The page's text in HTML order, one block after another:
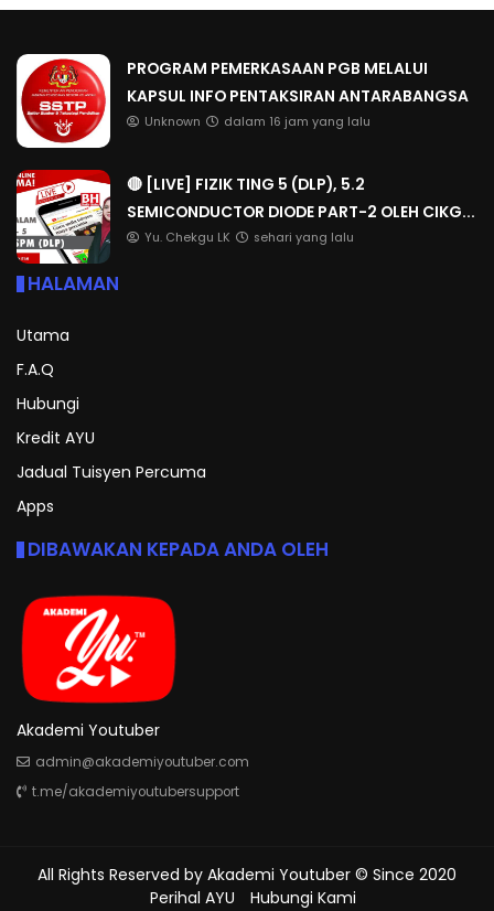
PROGRAM PEMERKASAAN PGB MELALUI
KAPSUL INFO PENTAKSIRAN ANTARABANGSA
Unknown dalam 16 jam yang lalu
🔴 [LIVE] FIZIK TING 5 (DLP), 5.2
SEMICONDUCTOR DIODE PART-2 OLEH CIKG...
Yu. Chekgu LK sehari yang lalu
HALAMAN
Utama
F.A.Q
Hubungi
Kredit AYU
Jadual Tuisyen Percuma
Apps
DIBAWAKAN KEPADA ANDA OLEH
Akademi Youtuber
admin@akademiyoutuber.com
t.me/akademiyoutubersupport
All Rights Reserved by Akademi Youtuber © Since 2020
Perihal AYU
Hubungi Kami